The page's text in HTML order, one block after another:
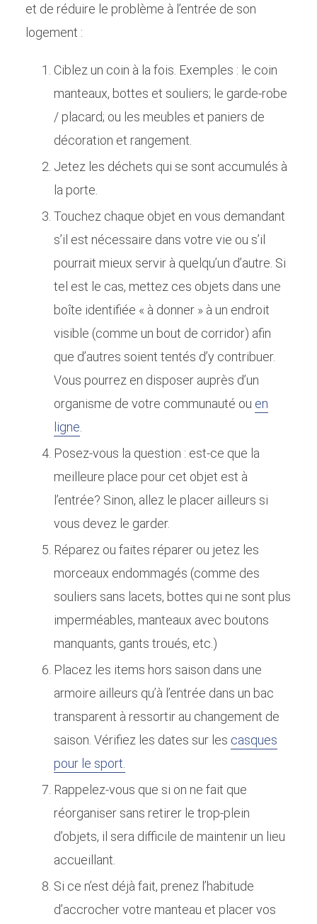
et de réduire le problème à l’entrée de son
logement :
Ciblez un coin à la fois. Exemples : le coin
manteaux, bottes et souliers; le garde-robe
/ placard; ou les meubles et paniers de
décoration et rangement.
Jetez les déchets qui se sont accumulés à
la porte.
Touchez chaque objet en vous demandant
s’il est nécessaire dans votre vie ou s’il
pourrait mieux servir à quelqu’un d’autre. Si
tel est le cas, mettez ces objets dans une
boîte identifiée « à donner » à un endroit
visible (comme un bout de corridor) afin
que d’autres soient tentés d’y contribuer.
Vous pourrez en disposer auprès d’un
organisme de votre communauté ou en
ligne
Posez-vous la question : est-ce que la
meilleure place pour cet objet est à
l’entrée? Sinon, allez le placer ailleurs si
vous devez le garder.
Réparez ou faites réparer ou jetez les
morceaux endommagés (comme des
souliers sans lacets, bottes qui ne sont plus
imperméables, manteaux avec boutons
manquants, gants troués, etc.)
Placez les items hors saison dans une
armoire ailleurs qu’à l’entrée dans un bac
transparent à ressortir au changement de
saison. Vérifiez les dates sur les casques
pour le sport.
Rappelez-vous que si on ne fait que
réorganiser sans retirer le trop-plein
d’objets, il sera difficile de maintenir un lieu
accueillant.
Si ce n’est déjà fait, prenez l’habitude
d’accrocher votre manteau et placer vos